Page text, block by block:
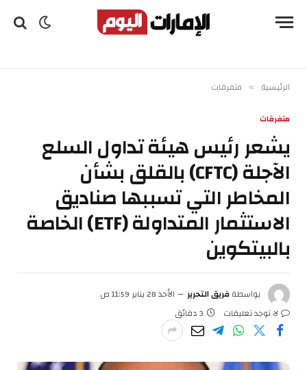
الرئيسية » متفرقات
متفرقات
يشعر رئيس هيئة تداول السلع
الآجلة (CFTC) بالقلق بشأن
المخاطر التي تسببها صناديق
الاستثمار المتداولة (ETF) الخاصة
بالبيتكوين
بواسطةفريق التحرير
الأحد 28 يناير 11:59 ص
لا توجد تعليقات
3 دقائق